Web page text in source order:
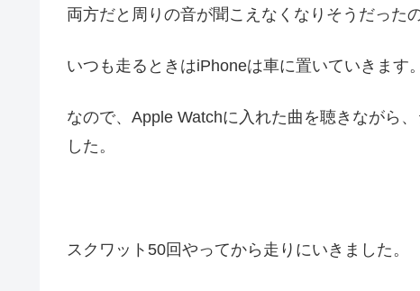
両方だと周りの音が聞こえなくなりそうだった
いつも走るときはiPhoneは車に置いていきます。
なので、Apple Watchに入れた曲を聴きながら
した。
スクワット50回やってから走りにいきました。